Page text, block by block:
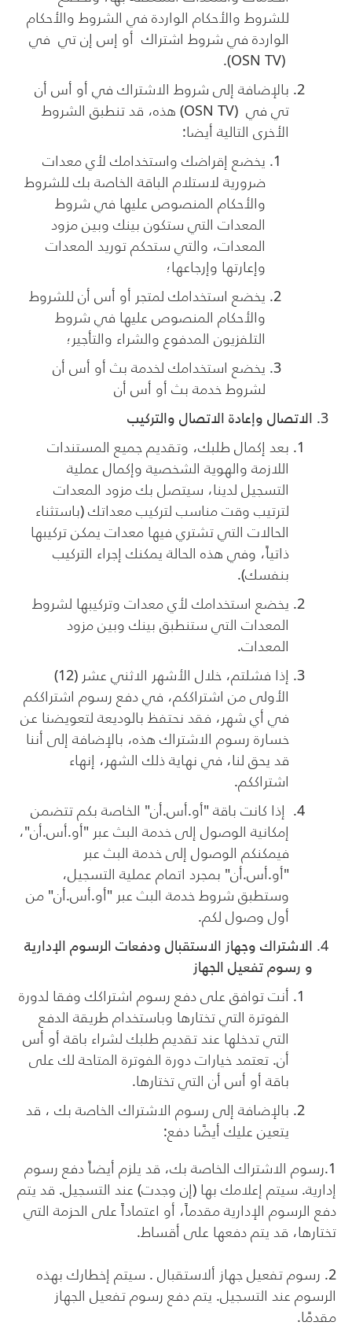
للشروط والأحكام الواردة في الشروط والأحكام
الواردة في شروط اشتراك أو إس إن تي في
(
OSN TV
).
بالإضافة إلى شروط الاشتراك في أو أس أن
تي في (
OSN TV
)هذه، قد تنطبق الشروط
الأخرى التالية أيضا:
يخضع إقراضك واستخدامك لأي معدات
ضرورية لاستلام الباقة الخاصة بك للشروط
والأحكام المنصوص عليها في شروط
المعدات التي ستكون بينك وبين مزود
المعدات، والتي ستحكم توريد المعدات
وإعارتها وإرجاعها؛
يخضع استخدامك لمتجر أو أس أن للشروط
والأحكام المنصوص عليها في شروط
التلفزيون المدفوع والشراء والتأجير؛
يخضع استخدامك لخدمة بث أو أس أن
لشروط خدمة بث أو أس أن
الاتصال وإعادة الاتصال والتركيب
بعد إكمال طلبك، وتقديم جميع المستندات
اللازمة والهوية الشخصية وإكمال عملية
التسجيل لدينا، سيتصل بك مزود المعدات
لترتيب وقت مناسب لتركيب معداتك (باستثناء
الحالات التي تشتري فيها معدات يمكن تركيبها
ذاتياً، وفي هذه الحالة يمكنك إجراء التركيب
بنفسك).
يخضع استخدامك لأي معدات وتركيبها لشروط
المعدات التي ستنطبق بينك وبين مزود
المعدات.
إذا فشلتم، خلال الأشهر الاثني عشر (12)
الأولى من اشتراككم، في دفع رسوم اشتراككم
في أي شهر، فقد نحتفظ بالوديعة لتعويضنا عن
خسارة رسوم الاشتراك هذه، بالإضافة إلى أننا
قد يحق لنا، في نهاية ذلك الشهر، إنهاء
اشتراككم.
إذا كانت باقة "أو.أس.أن" الخاصة بكم تتضمن
إمكانية الوصول إلى خدمة البث عبر "أو.أس.أن"،
فيمكنكم الوصول إلى خدمة البث عبر
"أو.أس.أن" بمجرد اتمام عملية التسجيل،
وستطبق شروط خدمة البث عبر "أو.أس.أن" من
أول وصول لكم.
الاشتراك وجهاز الاستقبال ودفعات الرسوم الإدارية
و رسوم تفعيل الجهاز
أنت توافق على دفع رسوم اشتراكك وفقا لدورة
الفوترة التي تختارها وباستخدام طريقة الدفع
التي تدخلها عند تقديم طلبك لشراء باقة أو أس
أن. تعتمد خيارات دورة الفوترة المتاحة لك على
باقة أو أس أن التي تختارها.
بالإضافة إلى رسوم الاشتراك الخاصة بك ، قد
يتعين عليك أيضًا دفع:
1.رسوم الاشتراك الخاصة بك، قد يلزم أيضاً دفع رسوم
إدارية. سيتم إعلامك بها (إن وجدت) عند التسجيل. قد يتم
دفع الرسوم الإدارية مقدماً، أو اعتماداً على الحزمة التي
تختارها، قد يتم دفعها على أقساط.
2. رسوم تفعيل جهاز ألاستقبال . سيتم إخطارك بهذه
الرسوم عند التسجيل. يتم دفع رسوم تفعيل الجهاز
مقدمًا.